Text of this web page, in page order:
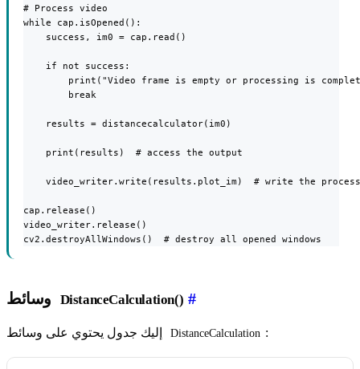
# Process video
while cap.isOpened():
    success, im0 = cap.read()
    if not success:
print("Video frame is empty or processing is
        break
    results = distancecalculator(im0)
    print(results)  # access the output
video_writer.write(results.plot_im)  # write the
cap.release()
video_writer.release()
cv2.destroyAllWindows()  # destroy all opened windows
DistanceCalculation() #
DistanceCalculation :